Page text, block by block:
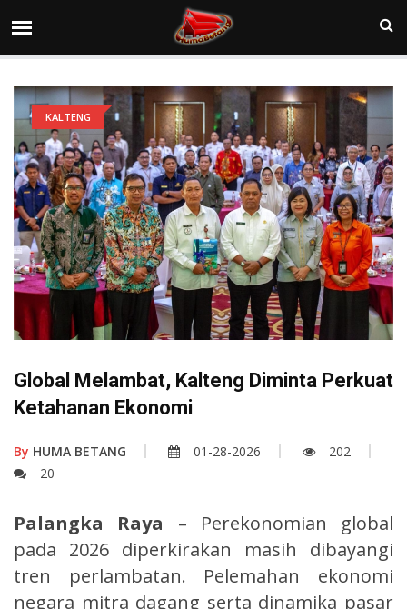
KALTENG
Global Melambat, Kalteng Diminta Perkuat
Ketahanan Ekonomi
By HUMA BETANG 01-28-2026
202
20
Palangka Raya – Perekonomian global
pada 2026 diperkirakan masih dibayangi
tren perlambatan. Pelemahan ekonomi
negara mitra dagang serta dinamika pasar